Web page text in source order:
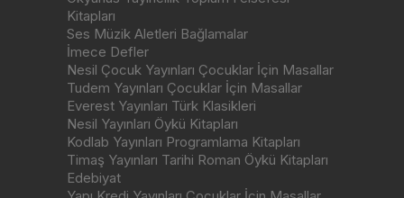
Kitapları
Ses Müzik Aletleri Bağlamalar
İmece Defler
Nesil Çocuk Yayınları Çocuklar İçin Masallar
Tudem Yayınları Çocuklar İçin Masallar
Everest Yayınları Türk Klasikleri
Nesil Yayınları Öykü Kitapları
Kodlab Yayınları Programlama Kitapları
Timaş Yayınları Tarihi Roman Öykü Kitapları
Edebiyat